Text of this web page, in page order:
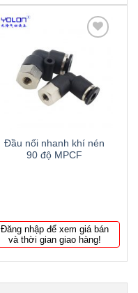
wishlist
Đầu nối nhanh khí nén
90 độ MPCF
Đăng nhập để xem giá bán
và thời gian giao hàng!